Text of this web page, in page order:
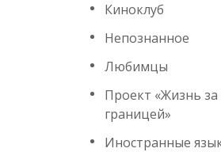
Киноклуб
Непознанное
Любимцы
Проект «Жизнь за
границей»
Иностранные